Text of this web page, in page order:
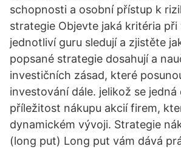
schopnosti a osobní přístup k
strategie Objevte jaká kritéria při
jednotliví guru sledují a zjistěte
popsané strategie dosahují a
investičních zásad, které
investování dále. jelikož se
příležitost nákupu akcií firem,
dynamickém vývoji. Strategie
(long put) Long put vám dává